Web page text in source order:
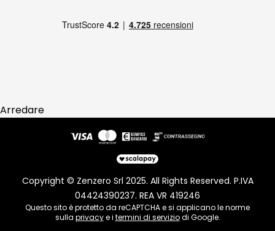
Arredare
Copyright © Zenzero Srl 2025. All Rights Reserved. P.IVA
04424390237. REA VR 419246
Questo sito è protetto da reCAPTCHA e si applicano le norme
sulla privacye i termini di serviziodi Google.